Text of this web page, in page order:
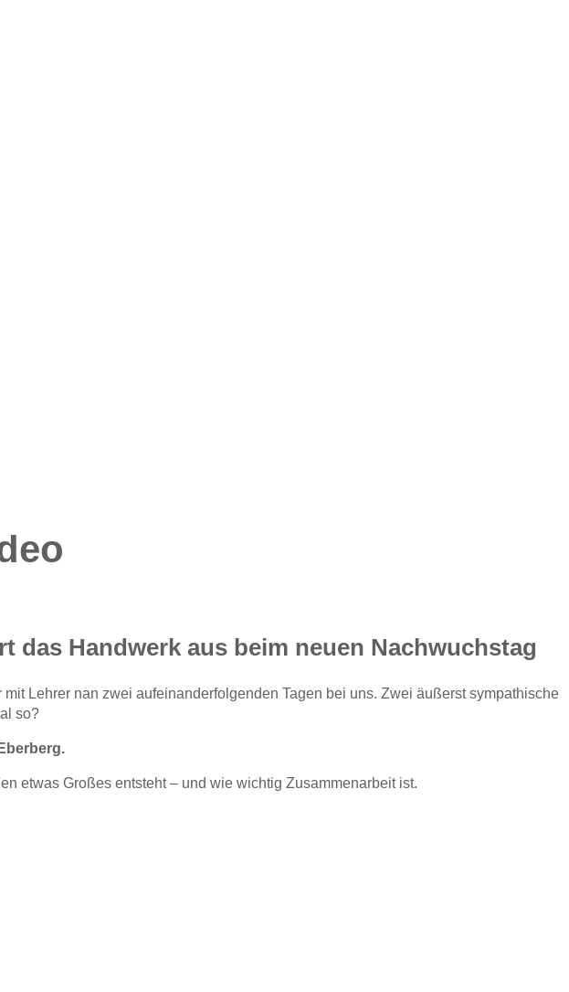
Handwerk aus beim neuen Nachwuchstag
Lehrer nan zwei aufeinanderfolgenden Tagen bei uns. Zwei äußerst sympathische
so?
Großes entsteht – und wie wichtig Zusammenarbeit ist.